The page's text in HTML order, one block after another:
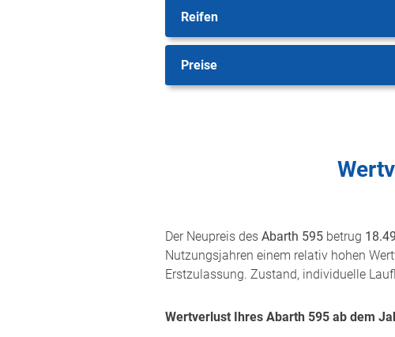
Reifen
Preise
Der Neupreis des Abarth 595 betrug
Nutzungsjahren einem relativ hohen
Erstzulassung. Zustand, individuelle
Wertverlust Ihres Abarth 595 ab dem